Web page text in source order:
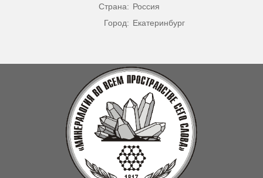
Страна: Россия
Город: Екатеринбург